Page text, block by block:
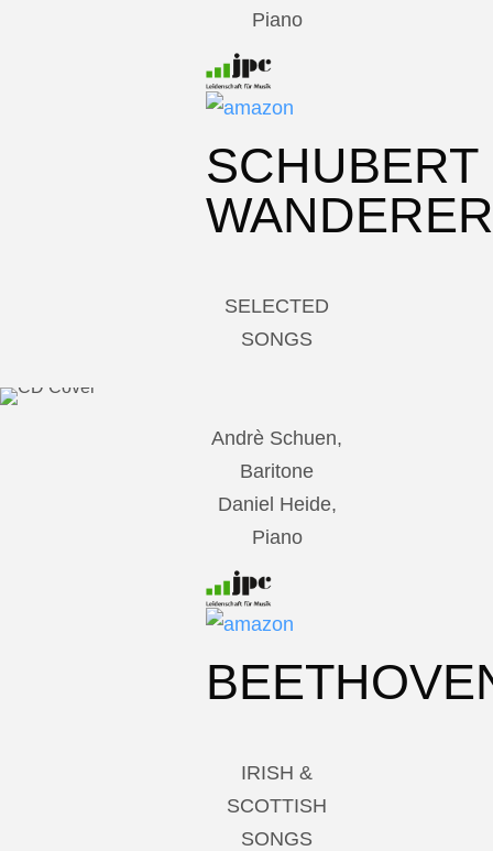
Piano
SCHUBERT
WANDERER
SELECTED
SONGS
Andrè Schuen,
Baritone
Daniel Heide,
Piano
IRISH &
SCOTTISH
SONGS